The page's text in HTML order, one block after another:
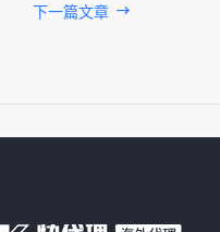
下一篇文章